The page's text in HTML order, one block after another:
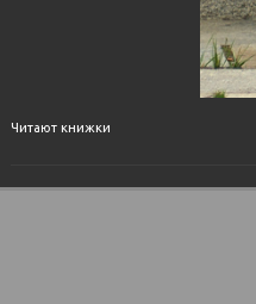
Читают книжки